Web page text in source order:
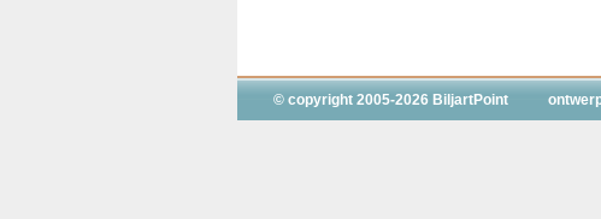
© copyright 2005-2026 BiljartPoint